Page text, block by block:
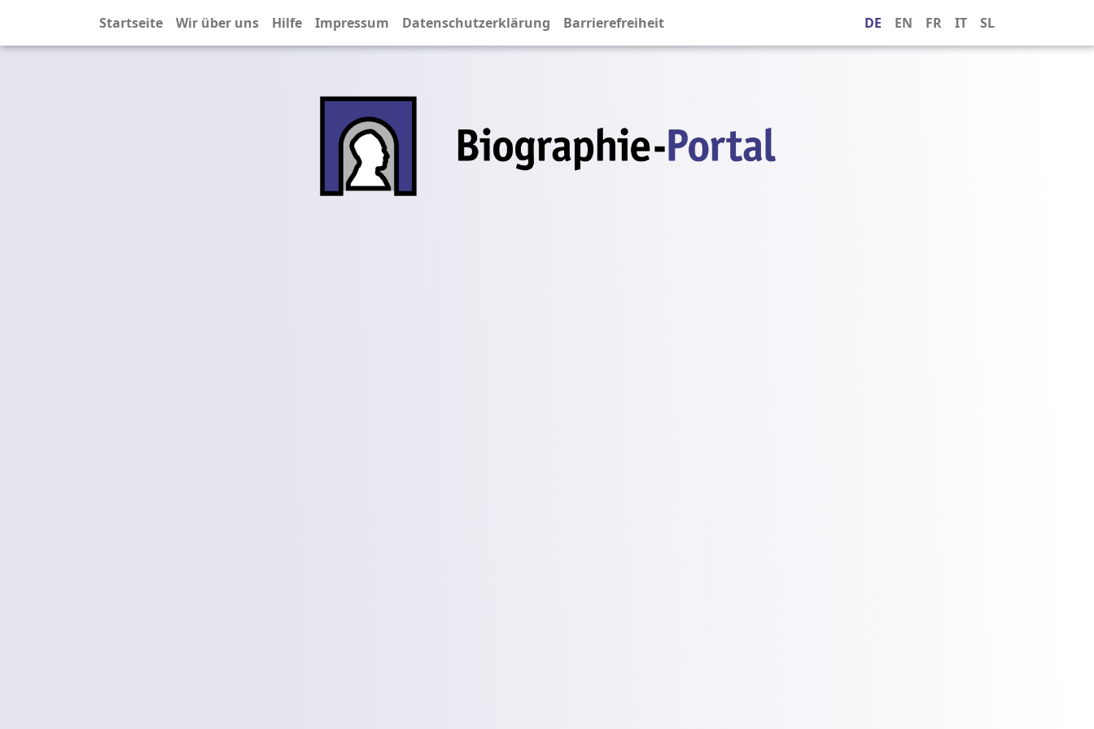
Startseite Wir über uns Hilfe Impressum Datenschutzerklärung Barrierefreiheit DE EN FR IT SL